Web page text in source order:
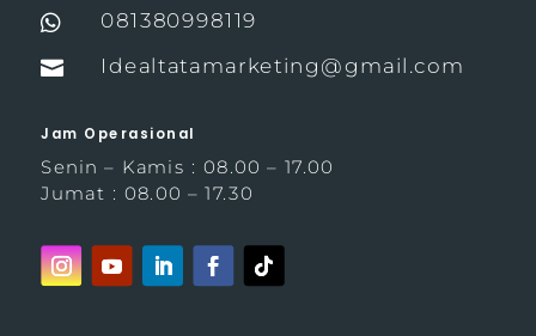
 081380998119
 Idealtatamarketing@gmail.com
Jam Operasional
Senin – Kamis : 08.00 – 17.00
Jumat : 08.00 – 17.30